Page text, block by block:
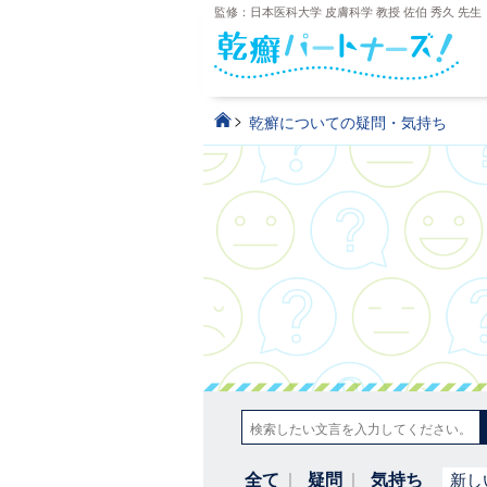
監修：日本医科大学 皮膚科学 教授 佐伯 秀久 先生
> 乾癬についての疑問・気持ち
全て 疑問 気持ち 新